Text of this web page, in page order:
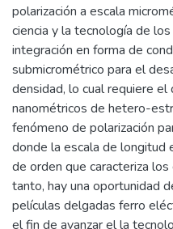
polarización a escala
ciencia y la tecnología de
integración en forma de
submicrométrico para el
densidad, lo cual requiere
nanométricos de hetero-
fenómeno de polarización
donde la escala de longitud
de orden que caracteriza
tanto, hay una oportunidad
películas delgadas ferro
el fin de avanzar el la